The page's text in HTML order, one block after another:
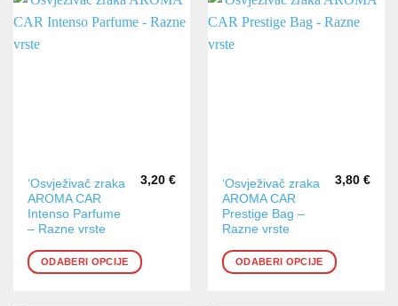
‘Osvježivač zraka
AROMA CAR
Intenso Parfume
– Razne vrste
3,20 €
ODABERI OPCIJE
Ovaj
proizvod
ima
varijanti.
Opcije
‘Osvježivač zraka
AROMA CAR
Prestige Bag –
Razne vrste
3,80 €
ODABERI OPCIJE
Ovaj
proizvod
ima
varijanti.
Opcije